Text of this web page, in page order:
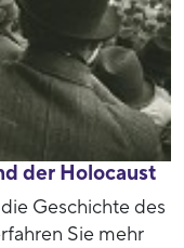
der Holocaust
Geschichte des
Sie mehr